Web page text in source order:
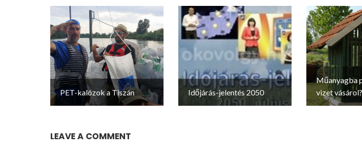
PET-kalózok a Tiszán Időjárás-jelentés 2050
Műanyagba
vizet vásárol?
LEAVE A COMMENT